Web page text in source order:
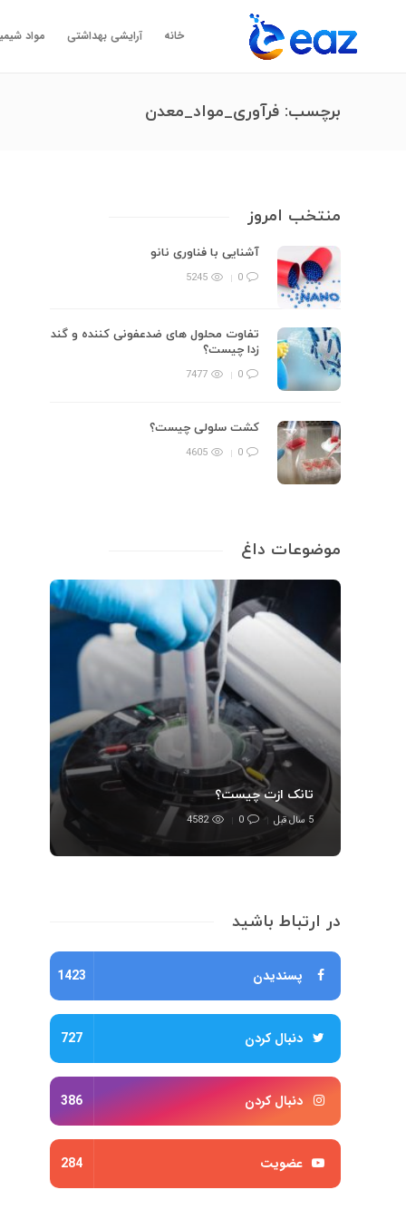
خانه آرایشی بهداشتی مواد
برچسب: فرآوری_مواد_معدن
منتخب امروز
آشنایی با فناوری نانو
0
5245
تفاوت محلول های ضدعفونی کننده و گند
زدا چیست؟
0
7477
کشت سلولی چیست؟
0
4605
موضوعات داغ
تانک ازت چیست؟
5 سال قبل 0
4582
در ارتباط باشید
پسندیدن 1423
دنبال کردن 727
دنبال کردن 386
عضویت 284